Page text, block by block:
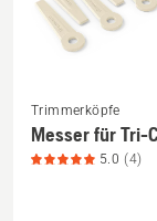
Mehr
Details
Trimmerköpfe
Messer für Tri-
5.0 (4)